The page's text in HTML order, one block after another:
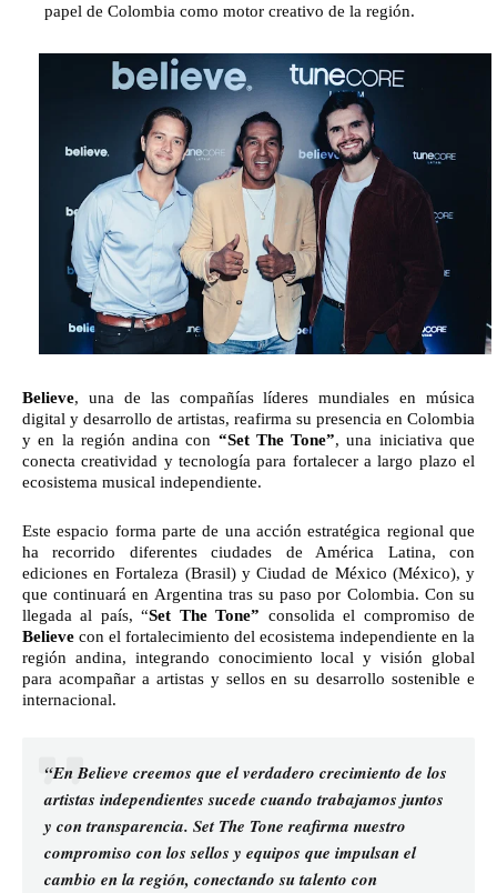
papel de Colombia como motor creativo de la región.
Believe, una de las compañías líderes mundiales en música
digital y desarrollo de artistas, reafirma su presencia en Colombia
y en la región andina con “Set The Tone”, una iniciativa que
conecta creatividad y tecnología para fortalecer a largo plazo el
ecosistema musical independiente.
Este espacio forma parte de una acción estratégica regional que
ha recorrido diferentes ciudades de América Latina, con
ediciones en Fortaleza (Brasil) y Ciudad de México (México), y
que continuará en Argentina tras su paso por Colombia. Con su
llegada al país, “Set The Tone” consolida el compromiso de
Believe con el fortalecimiento del ecosistema independiente en la
región andina, integrando conocimiento local y visión global
para acompañar a artistas y sellos en su desarrollo sostenible e
internacional.
“En Believe creemos que el verdadero crecimiento de los
artistas independientes sucede cuando trabajamos juntos
y con transparencia. Set The Tone reafirma nuestro
compromiso con los sellos y equipos que impulsan el
cambio en la región, conectando su talento con